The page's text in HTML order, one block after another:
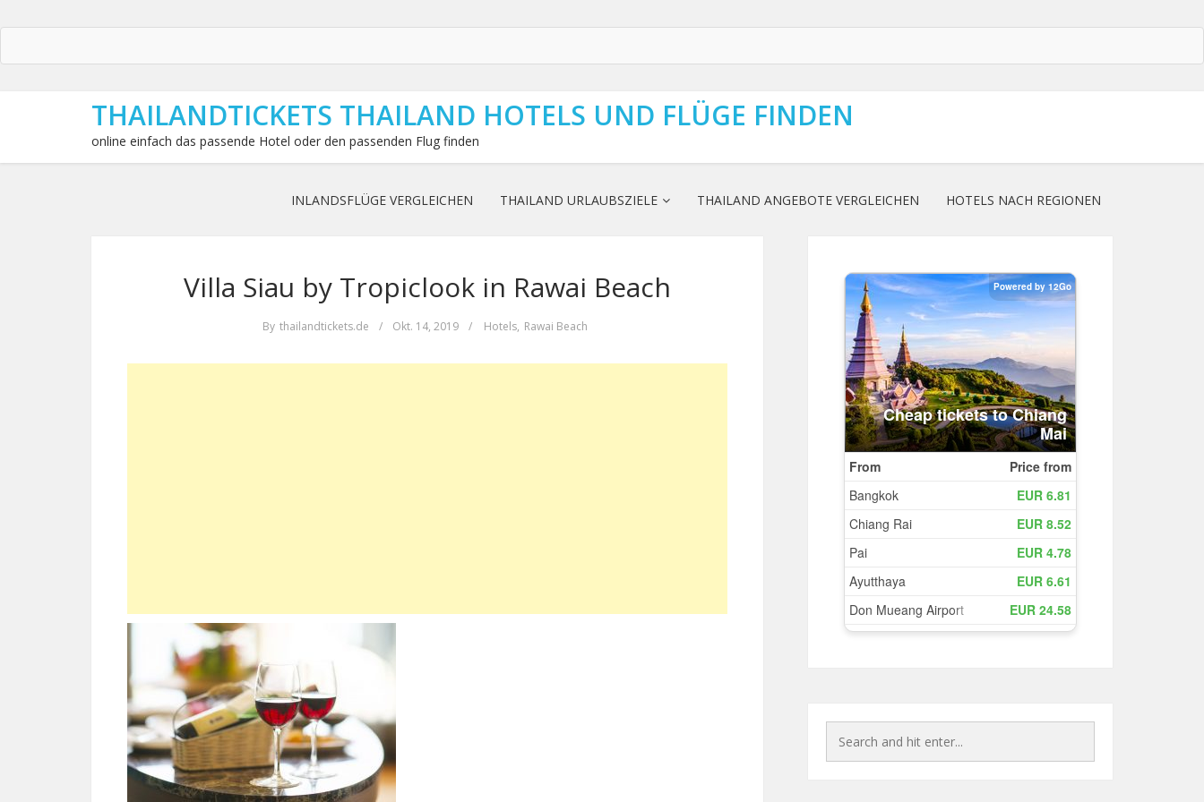
THAILANDTICKETS THAILAND HOTELS UND FLÜGE FINDEN
online einfach das passende Hotel oder den passenden Flug finden
INLANDSFLÜGE VERGLEICHEN THAILAND URLAUBSZIELE THAILAND ANGEBOTE VERGLEICHEN HOTELS NACH REGIONEN
Villa Siau by Tropiclook in Rawai Beach
By thailandtickets.de / Okt. 14, 2019 / Hotels, Rawai Beach